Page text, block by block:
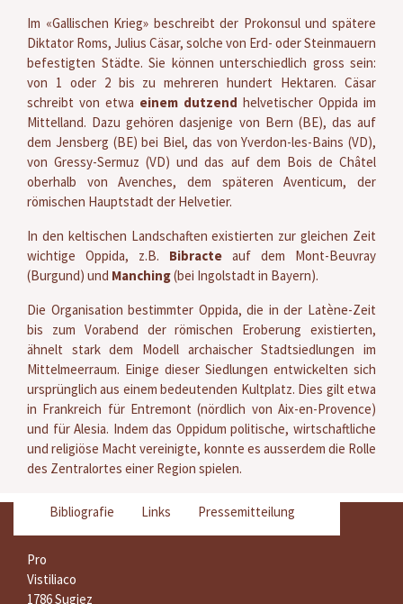
Im «Gallischen Krieg» beschreibt der Prokonsul und spätere
Diktator Roms, Julius Cäsar, solche von Erd- oder Steinmauern
befestigten Städte. Sie können unterschiedlich gross sein:
von 1 oder 2 bis zu mehreren hundert Hektaren. Cäsar
schreibt von etwa einem dutzend helvetischer Oppida im
Mittelland. Dazu gehören dasjenige von Bern (BE), das auf
dem Jensberg (BE) bei Biel, das von Yverdon-les-Bains (VD),
von Gressy-Sermuz (VD) und das auf dem Bois de Châtel
oberhalb von Avenches, dem späteren Aventicum, der
römischen Hauptstadt der Helvetier.
In den keltischen Landschaften existierten zur gleichen Zeit
wichtige Oppida, z.B. Bibracte auf dem Mont-Beuvray
(Burgund) und Manching(bei Ingolstadt in Bayern).
Die Organisation bestimmter Oppida, die in der Latène-Zeit
bis zum Vorabend der römischen Eroberung existierten,
ähnelt stark dem Modell archaischer Stadtsiedlungen im
Mittelmeerraum. Einige dieser Siedlungen entwickelten sich
ursprünglich aus einem bedeutenden Kultplatz. Dies gilt etwa
in Frankreich für Entremont (nördlich von Aix-en-Provence)
und für Alesia. Indem das Oppidum politische, wirtschaftliche
und religiöse Macht vereinigte, konnte es ausserdem die Rolle
des Zentralortes einer Region spielen.
Bibliografie Links Pressemitteilung
Pro
Vistiliaco
1786 Sugiez